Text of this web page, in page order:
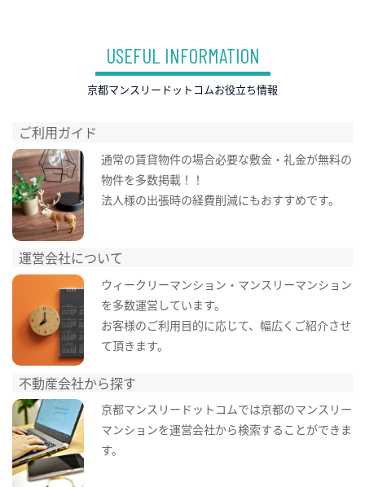
USEFUL INFORMATION
京都マンスリードットコムお役立ち情報
ご利用ガイド
通常の賃貸物件の場合必要な敷金・礼金が無料の
物件を多数掲載！！
法人様の出張時の経費削減にもおすすめです。
運営会社について
ウィークリーマンション・マンスリーマンション
を多数運営しています。
お客様のご利用目的に応じて、幅広くご紹介させ
て頂きます。
不動産会社から探す
京都マンスリードットコムでは京都のマンスリー
マンションを運営会社から検索することができま
す。